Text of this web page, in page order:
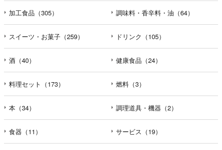
加工食品（305） 調味料・香辛料・油（64）
スイーツ・お菓子（259） ドリンク（105）
酒（40） 健康食品（24）
料理セット（173） 燃料（3）
本（34） 調理道具・機器（2）
食器（11） サービス（19）